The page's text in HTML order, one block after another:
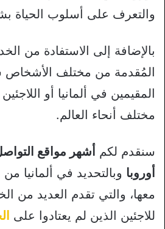
والتعرف على أسلوب الحياة
بالإضافة إلى الاستفادة من
المُقدمة من مختلف الأشخاص
المقيمين في ألمانيا أو
مختلف أنحاء العالم.
سنقدم لكم أشهر مواقع
أوروبا وبالتحديد في ألمانيا
معها، والتي تقدم العديد من
للاجئين الذين لم يعتادوا على